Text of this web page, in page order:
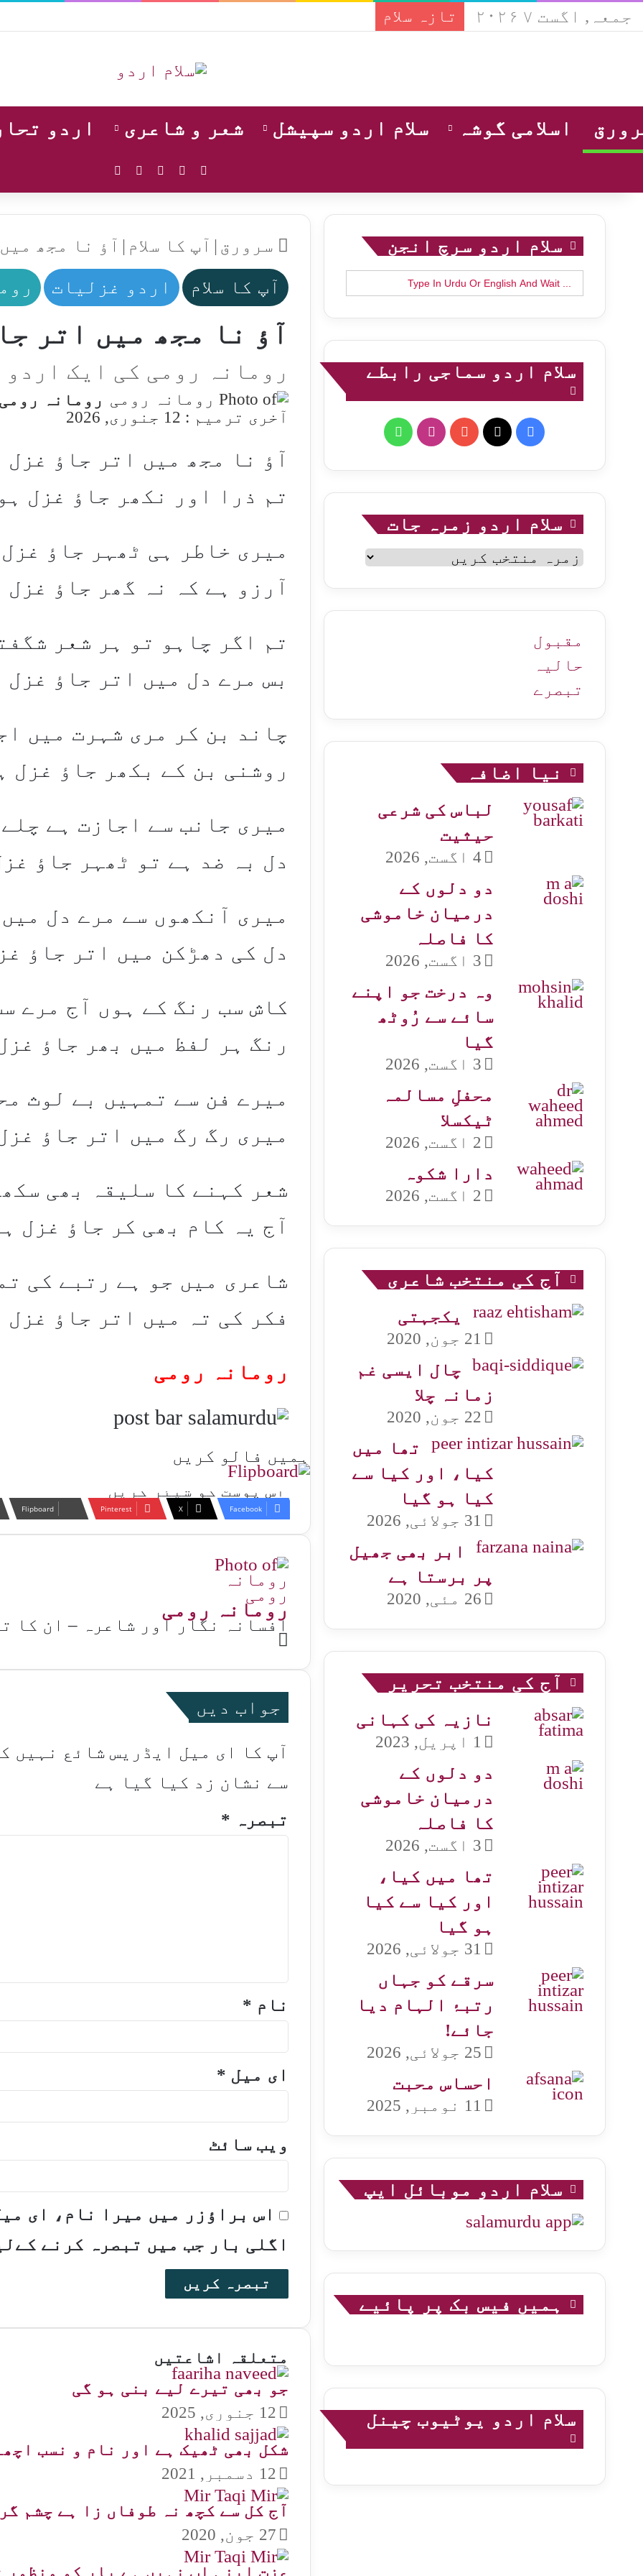
جمعہ, اگست ۷ ۲۰۲۶ تازہ سلام
اسلامی گوشہ سلام اردو سپیشل شعر و شاعری اردو
Facebook
YouTube
Instagram
سرورق | آپ کا سلام | آؤ نا مجھ
آپ کا سلام اردو غزلیات
آؤ نا مجھ میں اتر
رومانہ رومی کی ایک اردو
رومانہ رومی
آخری ترمیم : 12 جنوری, 2026
آؤ نا مجھ میں اتر جاؤ غزل
تم ذرا اور نکھر جاؤ غزل
میری خاطر ہی ٹھہر جاؤ
آرزو ہے کہ نہ گھر جاؤ غزل
تم اگر چاہو تو ہر شعر
بس مرے دل میں اتر جاؤ غزل
چاند بن کر مری شہرت میں
روشنی بن کے بکھر جاؤ غزل
میری جانب سے اجازت ہے
دل بہ ضد ہے تو ٹھہر جاؤ
میری آنکھوں سے مرے دل
دل کی دھڑکن میں اتر جاؤ
کاش سب رنگ کے ہوں آج مرے
رنگ ہر لفظ میں بھر جاؤ
میرے فن سے تمہیں بے لوث
میری رگ رگ میں اتر جاؤ
شعر کہنے کا سلیقہ بھی
آج یہ کام بھی کر جاؤ غزل
شاعری میں جو ہے رتبے کی
فکر کی تہ میں اتر جاؤ غزل
رومانہ رومی
ہمیں فالو کریں
اس پوسٹ کو شیئر کریں
Facebook
X
Pinterest
Flipboard
رومانہ رومی
افسانہ نگار اور شاعرہ – ان کا
جواب دیں
آپ کا ای میل ایڈریس شائع نہیں
سے نشان زد کیا گیا ہے
تبصرہ *
نام *
ای میل *
ویب‌ سائٹ
اس براؤزر میں میرا نام، ای
اگلی بار جب میں تبصرہ کرنے
متعلقہ اشاعتیں
جو بھی تیرے لیے بنی ہو گی
12 جنوری, 2025
شکل بھی ٹھیک ہے اور نام و نسب
12 دسمبر, 2021
آج کل سے کچھ نہ طوفاں زا ہے چشم
27 جون, 2020
عزت اپنی اب نہیں ہے یار کو منظور
سلام اردو سرچ انجن
Search
for:
سلام اردو سماجی رابطے
Facebook
YouTube
Instagram
WhatsApp
سلام اردو زمرہ جات
سلام
اردو
زمرہ
مقبول
حالیہ
تبصرے
نیا اضافہ
لباس کی شرعی
حیثیت
4 اگست, 2026
دو دلوں کے
درمیان خاموشی
کا فاصلہ
3 اگست, 2026
وہ درخت جو اپنے
سائے سے رُوٹھ
گیا
3 اگست, 2026
محفلِ مسالمہ
ٹیکسلا
2 اگست, 2026
دارا شکوہ
2 اگست, 2026
آج کی منتخب شاعری
یکجہتی
21 جون, 2020
چال ایسی غم
زمانہ چلا
22 جون, 2020
تھا میں
کیا، اور کیا سے
کیا ہو گیا
31 جولائی, 2026
ابر بھی جھیل
پر برستا ہے
26 مئی, 2020
آج کی منتخب تحریر
نازیہ کی کہانی
1 اپریل, 2023
دو دلوں کے
درمیان خاموشی
کا فاصلہ
3 اگست, 2026
تھا میں کیا،
اور کیا سے کیا
ہو گیا
31 جولائی, 2026
سرقے کو جہاں
رتبۂ الہام دیا
جائے!
25 جولائی, 2026
احساس محبت
11 نومبر, 2025
سلام اردو موبائل ایپ
ہمیں فیس بک پر پائیے
سلام اردو یوٹیوب چینل